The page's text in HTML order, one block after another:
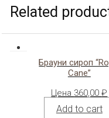
Related
Брауни сироп
Cane”
Цена 360,00₽
Add to cart